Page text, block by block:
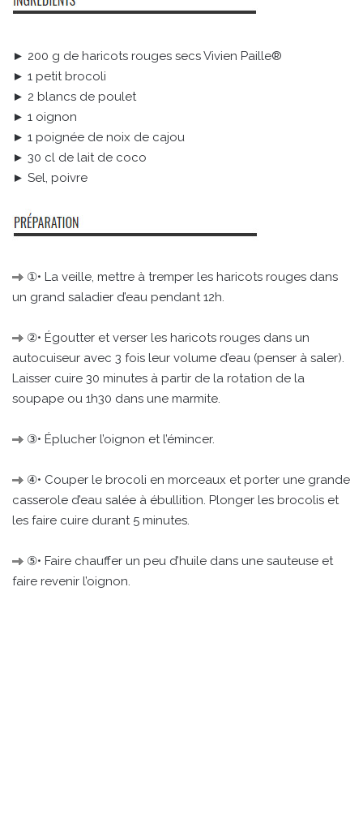
► 200 g de haricots rouges secs Vivien Paille®
► 1 petit brocoli
► 2 blancs de poulet
► 1 oignon
► 1 poignée de noix de cajou
► 30 cl de lait de coco
► Sel, poivre
①• La veille, mettre à tremper les haricots rouges dans
un grand saladier d’eau pendant 12h.
②• Égoutter et verser les haricots rouges dans un
autocuiseur avec 3 fois leur volume d’eau (penser à saler).
Laisser cuire 30 minutes à partir de la rotation de la
soupape ou 1h30 dans une marmite.
③• Éplucher l’oignon et l’émincer.
④• Couper le brocoli en morceaux et porter une grande
casserole d’eau salée à ébullition. Plonger les brocolis et
les faire cuire durant 5 minutes.
⑤• Faire chauffer un peu d’huile dans une sauteuse et
faire revenir l’oignon.